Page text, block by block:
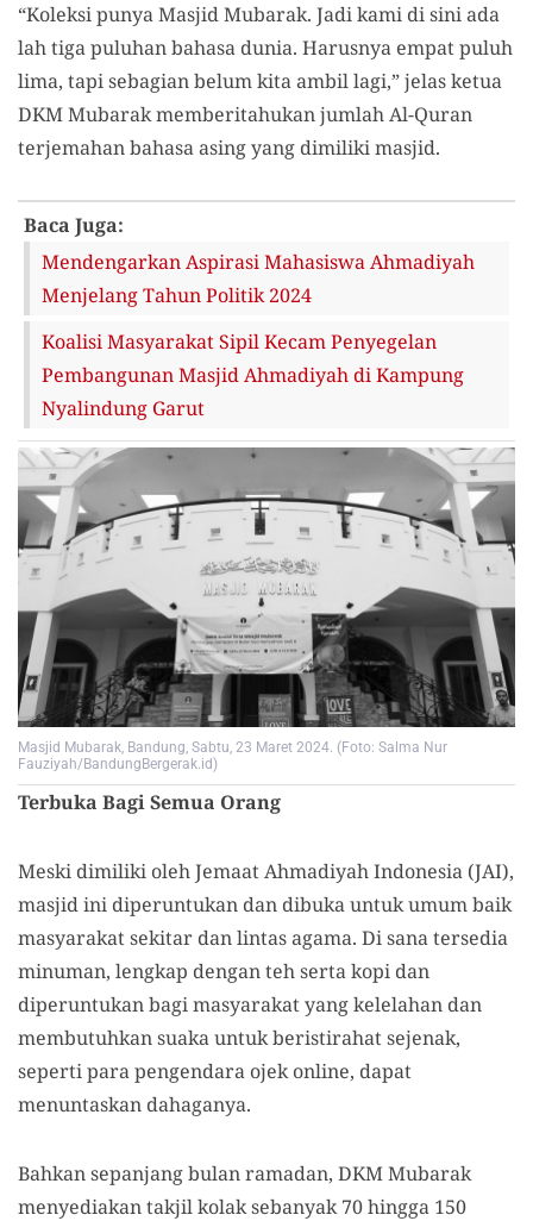
“Koleksi punya Masjid Mubarak. Jadi kami di sini ada
lah tiga puluhan bahasa dunia. Harusnya empat puluh
lima, tapi sebagian belum kita ambil lagi,” jelas ketua
DKM Mubarak memberitahukan jumlah Al-Quran
terjemahan bahasa asing yang dimiliki masjid.
Baca Juga:
Mendengarkan Aspirasi Mahasiswa Ahmadiyah
Menjelang Tahun Politik 2024
Koalisi Masyarakat Sipil Kecam Penyegelan
Pembangunan Masjid Ahmadiyah di Kampung
Nyalindung Garut
Masjid Mubarak, Bandung, Sabtu, 23 Maret 2024. (Foto: Salma Nur
Fauziyah/BandungBergerak.id)
Terbuka Bagi Semua Orang
Meski dimiliki oleh Jemaat Ahmadiyah Indonesia (JAI),
masjid ini diperuntukan dan dibuka untuk umum baik
masyarakat sekitar dan lintas agama. Di sana tersedia
minuman, lengkap dengan teh serta kopi dan
diperuntukan bagi masyarakat yang kelelahan dan
membutuhkan suaka untuk beristirahat sejenak,
seperti para pengendara ojek online, dapat
menuntaskan dahaganya.
Bahkan sepanjang bulan ramadan, DKM Mubarak
menyediakan takjil kolak sebanyak 70 hingga 150